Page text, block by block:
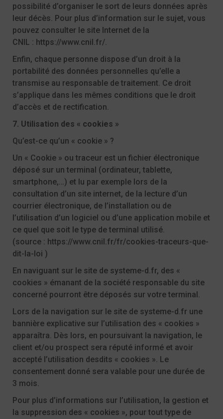
possibilité d’organiser le sort de leurs données après
leur décès. Pour plus d’information sur le sujet, vous
pouvez consulter le site Internet de la
CNIL : https://www.cnil.fr/.
Enfin, chaque personne dispose d’un droit à la
portabilité des données personnelles qu’elle a
transmise au responsable de traitement. Ce droit
s’applique dans les mêmes conditions que le droit
d’accès et de rectification.
7. Utilisation des « cookies »
Qu’est-ce qu’un « cookie » ?
Un « Cookie » ou traceur est un fichier électronique
déposé sur un terminal (ordinateur, tablette,
smartphone,…) et lu par exemple lors de la
consultation d’un site internet, de la lecture d’un
courrier électronique, de l’installation ou de
l’utilisation d’un logiciel ou d’une application mobile et
ce quel que soit le type de terminal utilisé.
(source : https://www.cnil.fr/fr/cookies-traceurs-que-
dit-la-loi )
En naviguant sur le site de systeme-d.fr, des «
cookies » émanant de la société responsable du site
concerné pourront être déposés sur votre terminal.
Lors de la navigation sur le site de systeme-d.fr une
bannière explicative sur l’utilisation des « cookies »
apparaîtra. Dès lors, en poursuivant la navigation, le
client et/ou prospect sera réputé informé et avoir
accepté l’utilisation desdits « cookies ». Le
consentement donné sera valable pour une durée de
3 mois.
Pour plus d’informations sur l’utilisation, la gestion et
la suppression des « cookies », pour tout type de